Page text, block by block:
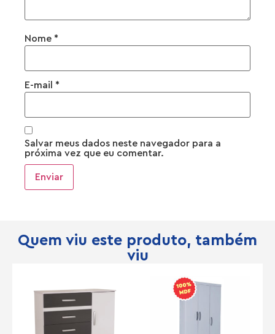
Nome *
E-mail *
Salvar meus dados neste navegador para a
próxima vez que eu comentar.
Quem viu este produto, também
viu